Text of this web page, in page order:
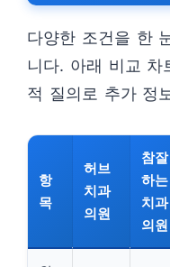
다양한 조건을 한
니다. 아래 비교 차
적 질의로 추가 정
항
목
허브
치과
의원
참잘
하는
치과
의원